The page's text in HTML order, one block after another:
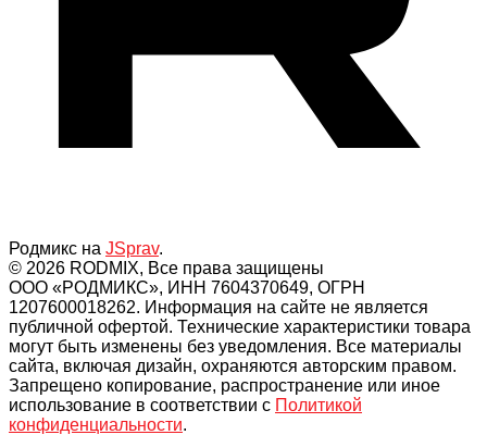
Родмикс на JSprav.
© 2026 RODMIX, Все права защищены
ООО «РОДМИКС», ИНН 7604370649, ОГРН
1207600018262. Информация на сайте не является
публичной офертой. Технические характеристики товара
могут быть изменены без уведомления. Все материалы
сайта, включая дизайн, охраняются авторским правом.
Запрещено копирование, распространение или иное
использование в соответствии с Политикой
конфиденциальности.